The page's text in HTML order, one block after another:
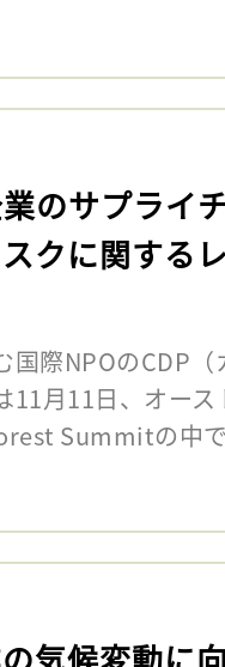
業のサプライ
クに関する
国際NPOのCDP
11月11日、オー
Summitの中
気候変動に